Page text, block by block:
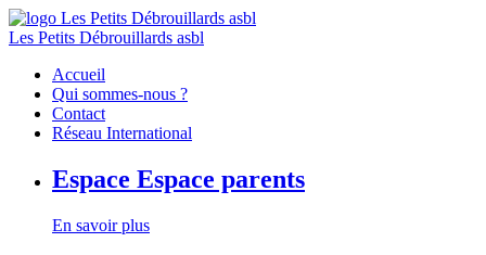
Les Petits Débrouillards asbl
Accueil
Qui sommes-nous ?
Contact
Réseau International
Espace Espace parents
En savoir plus